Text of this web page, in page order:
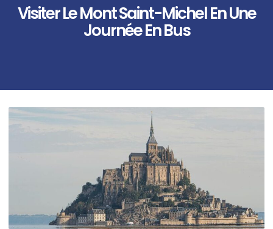
Visiter Le Mont Saint-Michel En Une
Journée En Bus